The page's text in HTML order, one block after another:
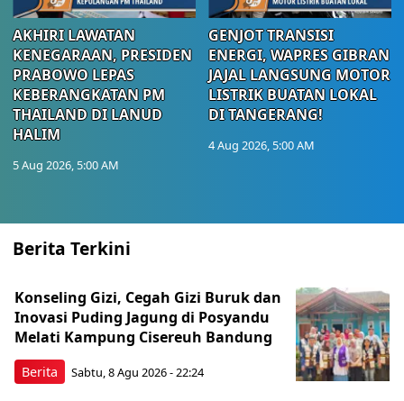
AKHIRI LAWATAN
KENEGARAAN, PRESIDEN
PRABOWO LEPAS
KEBERANGKATAN PM
THAILAND DI LANUD
HALIM
5 Aug 2026, 5:00 AM
GENJOT TRANSISI
ENERGI, WAPRES GIBRAN
JAJAL LANGSUNG MOTOR
LISTRIK BUATAN LOKAL
DI TANGERANG!
4 Aug 2026, 5:00 AM
Berita Terkini
Berita
Konseling Gizi, Cegah Gizi Buruk dan
Inovasi Puding Jagung di Posyandu
Melati Kampung Cisereuh Bandung
Sabtu, 8 Agu 2026 - 22:24